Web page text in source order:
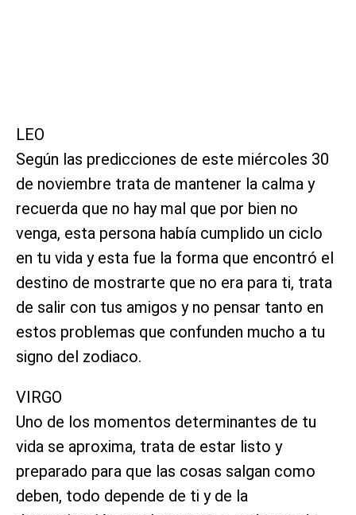
LEO
Según las predicciones de este miércoles 30
de noviembre trata de mantener la calma y
recuerda que no hay mal que por bien no
venga, esta persona había cumplido un ciclo
en tu vida y esta fue la forma que encontró el
destino de mostrarte que no era para ti, trata
de salir con tus amigos y no pensar tanto en
estos problemas que confunden mucho a tu
signo del zodiaco.
VIRGO
Uno de los momentos determinantes de tu
vida se aproxima, trata de estar listo y
preparado para que las cosas salgan como
deben, todo depende de ti y de la